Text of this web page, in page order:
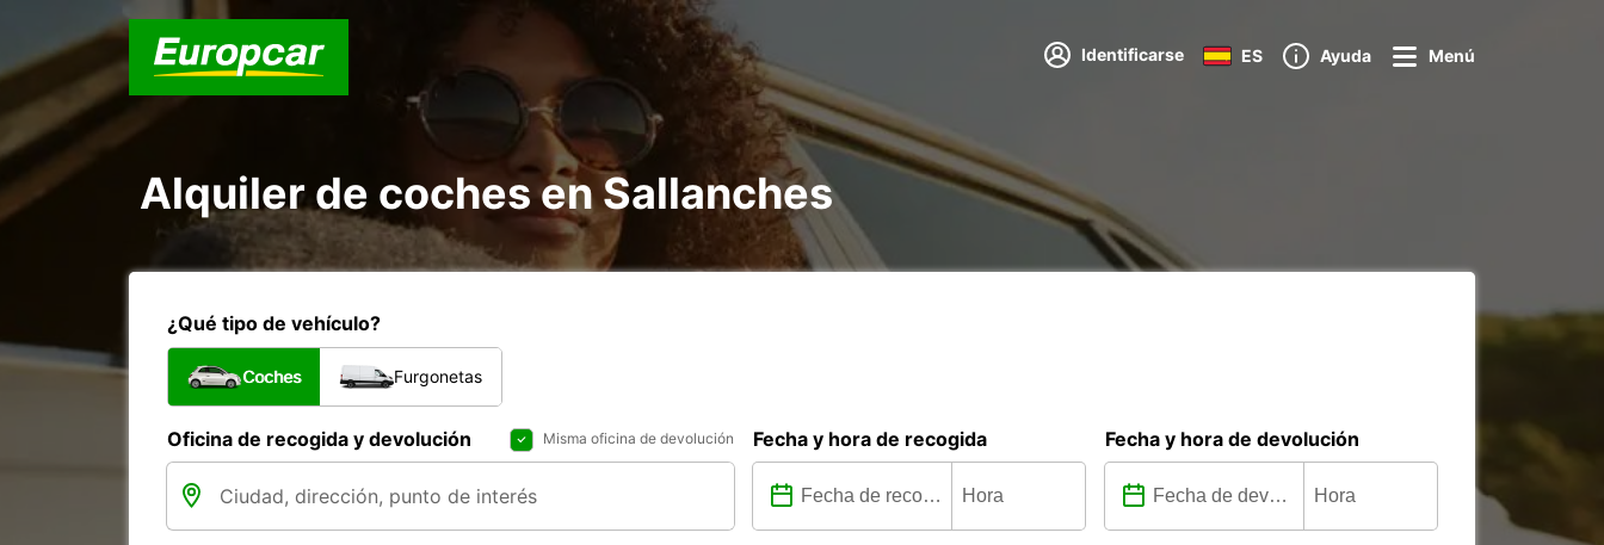
Identificarse ES Ayuda Menú
Alquiler de coches en Sallanches
¿Qué tipo de vehículo?
Coches Furgonetas
Oficina de recogida y devolución Misma oficina de devolución Fecha y hora de recogida Fecha y hora de devolución